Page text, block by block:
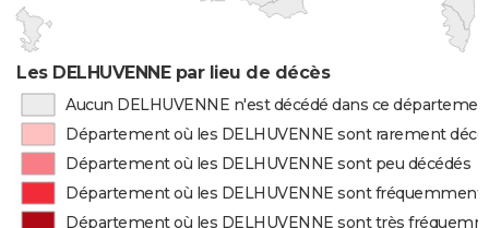
Les DELHUVENNE par lieu de décès
Aucun DELHUVENNE n'est décédé dans ce
Département où les DELHUVENNE sont rarement
Département où les DELHUVENNE sont peu décédés
Département où les DELHUVENNE sont fréquemment
Département où les DELHUVENNE sont très